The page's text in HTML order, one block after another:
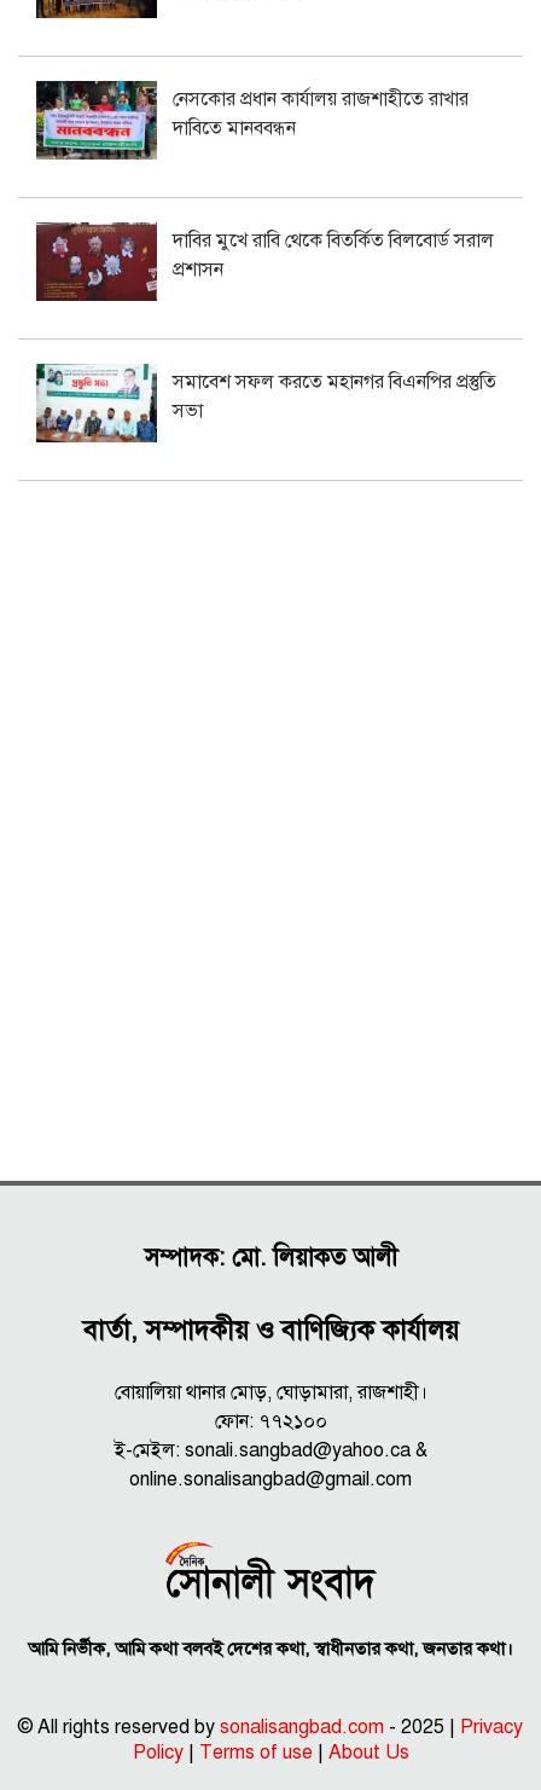
নেসকোর প্রধান কার্যালয় রাজশাহীতে রাখার
দাবিতে মানববন্ধন
দাবির মুখে রাবি থেকে বিতর্কিত বিলবোর্ড সরাল
প্রশাসন
সমাবেশ সফল করতে মহানগর বিএনপির প্রস্তুতি
সভা
সম্পাদক: মো. লিয়াকত আলী
বার্তা, সম্পাদকীয় ও বাণিজ্যিক কার্যালয়
বোয়ালিয়া থানার মোড়, ঘোড়ামারা, রাজশাহী।
ফোন: ৭৭২১০০
ই-মেইল: sonali.sangbad@yahoo.ca &
online.sonalisangbad@gmail.com
আমি নির্ভীক, আমি কথা বলবই দেশের কথা, স্বাধীনতার কথা, জনতার কথা।
© All rights reserved by sonalisangbad.com - 2025 | Privacy
Policy| Terms of use | About Us